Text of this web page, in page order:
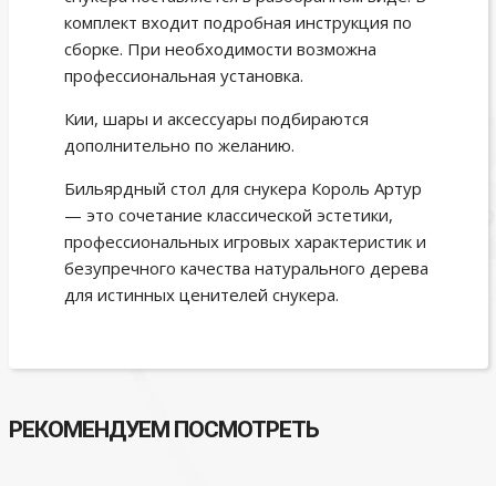
комплект входит подробная инструкция по
сборке. При необходимости возможна
профессиональная установка.
Кии, шары и аксессуары подбираются
дополнительно по желанию.
Бильярдный стол для снукера Король Артур
— это сочетание классической эстетики,
профессиональных игровых характеристик и
безупречного качества натурального дерева
для истинных ценителей снукера.
РЕКОМЕНДУЕМ ПОСМОТРЕТЬ